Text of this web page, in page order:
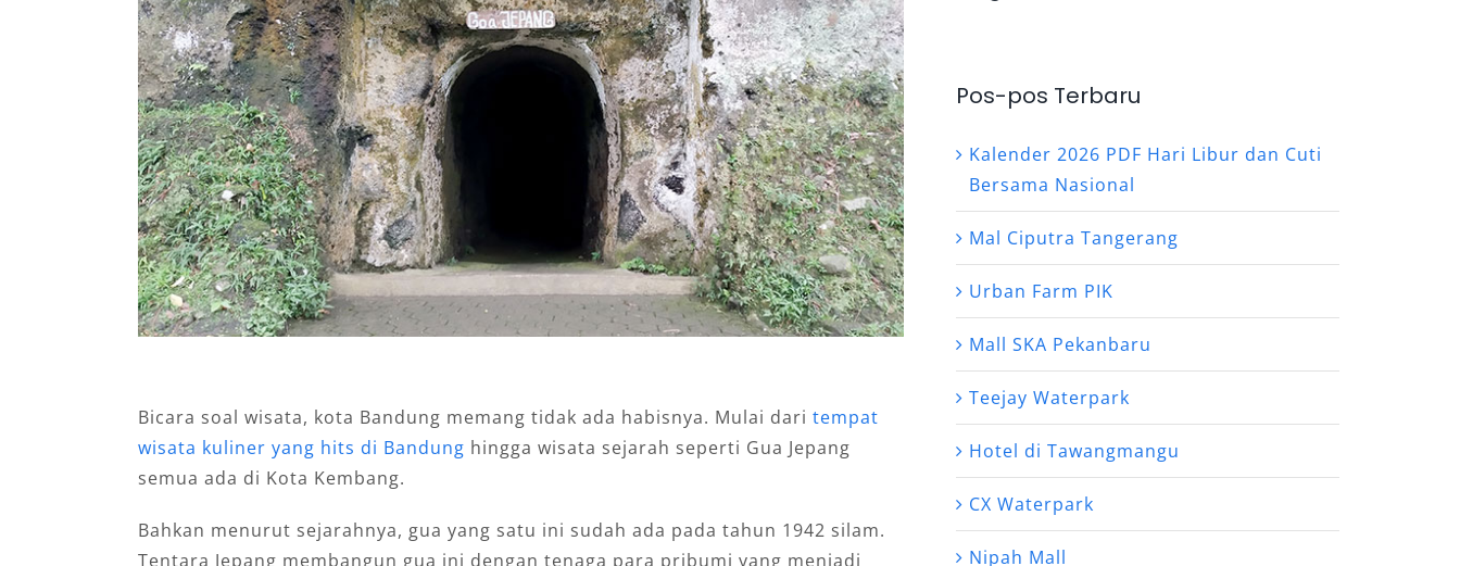
Bicara soal wisata, kota Bandung memang tidak ada habisnya. Mulai dari tempat
wisata kuliner yang hits di Bandung hingga wisata sejarah seperti Gua Jepang
semua ada di Kota Kembang.
Bahkan menurut sejarahnya, gua yang satu ini sudah ada pada tahun 1942 silam.
Tentara Jepang membangun gua ini dengan tenaga para pribumi yang menjadi
Pos-pos Terbaru
Kalender 2026 PDF Hari Libur dan Cuti
Bersama Nasional
Mal Ciputra Tangerang
Urban Farm PIK
Mall SKA Pekanbaru
Teejay Waterpark
Hotel di Tawangmangu
CX Waterpark
Nipah Mall